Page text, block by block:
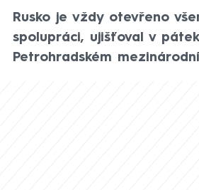
Rusko je vždy otevřeno
spolupráci, ujišťoval v
Petrohradském